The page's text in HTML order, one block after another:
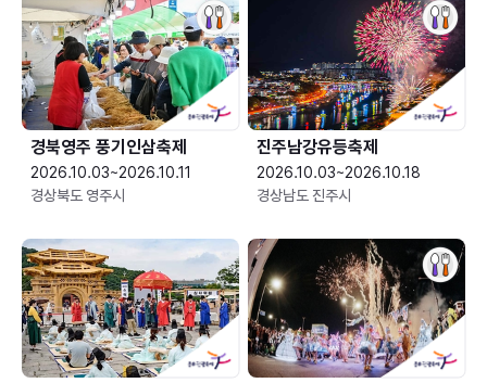
경북영주 풍기인삼축제
2026.10.03~2026.10.11
경상북도 영주시
진주남강유등축제
2026.10.03~2026.10.18
경상남도 진주시